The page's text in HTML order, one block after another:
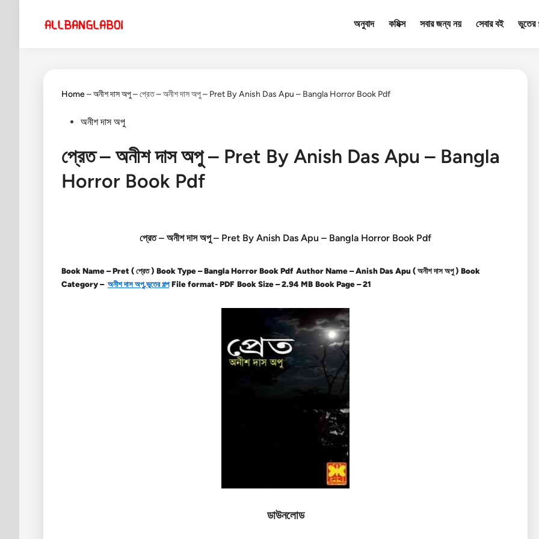
অনুবাদ কমিক্স সবার জন্য নয় সেবার বই ভুতের
Home–অনীশ দাস অপু–প্রেত – অনীশ দাস অপু – Pret By Anish Das Apu – Bangla Horror Book Pdf
Postedঅনীশ দাস অপু
প্রেত – অনীশ দাস অপু – Pret By Anish Das Apu – Bangla
Horror Book Pdf
প্রেত – অনীশ দাস অপু – Pret By Anish Das Apu – Bangla Horror Book Pdf
Book Name – Pret ( প্রেত ) Book Type – Bangla Horror Book Pdf Author Name – Anish Das Apu ( অনীশ দাস অপু ) Book
Category – অনীশ দাস অপু,ভুতের গল্প File format- PDF Book Size – 2.94 MB Book Page – 21
ডাউনলোড